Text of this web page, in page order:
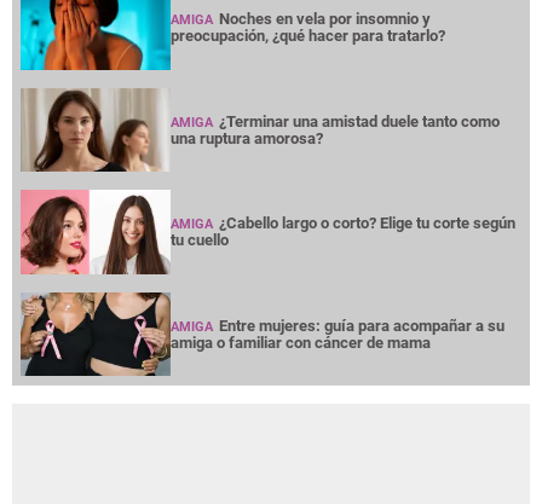
AMIGA Noches en vela por insomnio y
preocupación, ¿qué hacer para tratarlo?
AMIGA ¿Terminar una amistad duele tanto como
una ruptura amorosa?
AMIGA ¿Cabello largo o corto? Elige tu corte según
tu cuello
AMIGA Entre mujeres: guía para acompañar a su
amiga o familiar con cáncer de mama